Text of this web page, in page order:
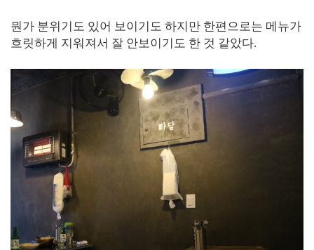
뭔가 분위기도 있어 보이기도 하지만 한편으로는 메뉴가
흐릿하게 지워져서 잘 안보이기도 한 것 같았다.